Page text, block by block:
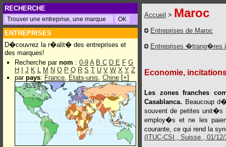
RECHERCHE
ENTREPRISES
D�couvrez la r�alit� des entreprises et
des marques!
Recherche par nom : 0-9 A B C D E F G
H
J K L M N O P Q R S T U V W X Y Z
par pays: France, Etats-unis, Chine [+]
Accueil > Maroc
Entreprises de Maroc
Entreprises �trang�res
Economie,
Les zones franches
Casablanca. Beaucoup
souvent de petites unit�s
employ�s et ne les
courante, ce qui rend la
(ITUC-CSI , Suisse , 01/